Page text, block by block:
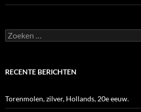
Zoeken
naar:
RECENTE BERICHTEN
Torenmolen, zilver, Hollands, 20e eeuw.